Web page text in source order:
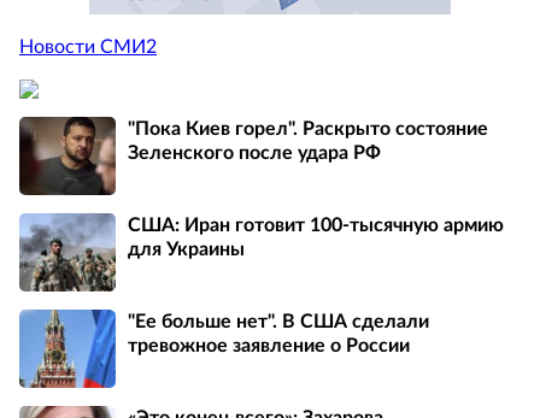
Новости СМИ2
"Пока Киев горел". Раскрыто состояние
Зеленского после удара РФ
США: Иран готовит 100-тысячную армию
для Украины
"Ее больше нет". В США сделали
тревожное заявление о России